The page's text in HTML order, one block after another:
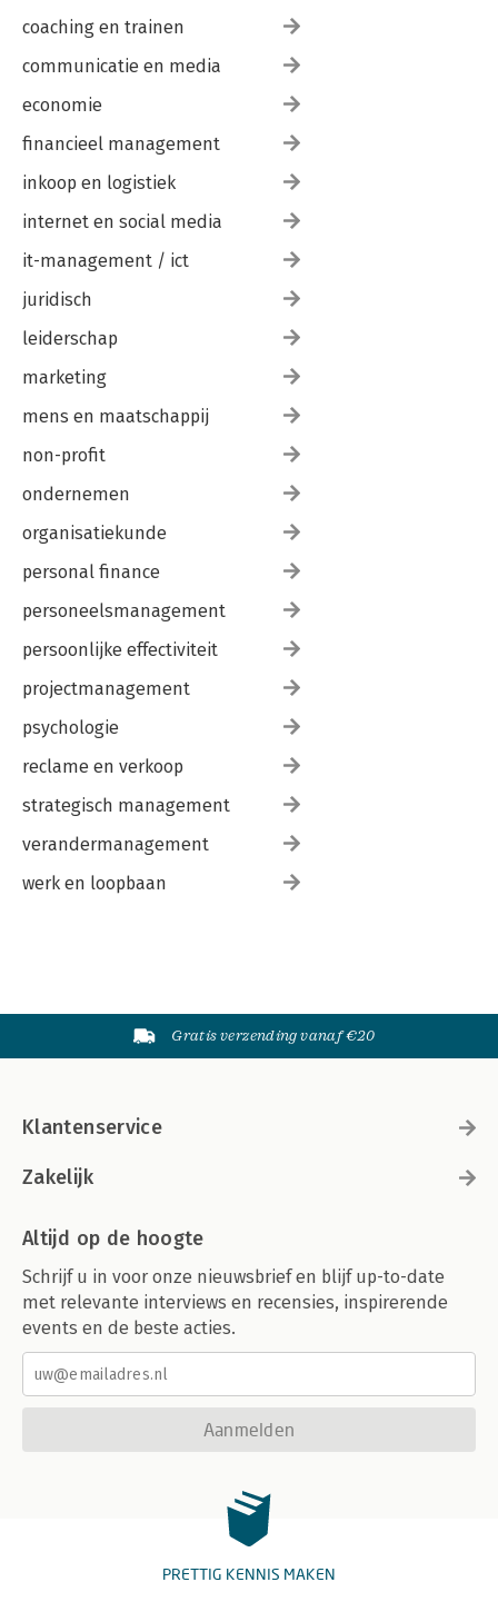
coaching en trainen
communicatie en media
economie
financieel management
inkoop en logistiek
internet en social media
it-management / ict
juridisch
leiderschap
marketing
mens en maatschappij
non-profit
ondernemen
organisatiekunde
personal finance
personeelsmanagement
persoonlijke effectiviteit
projectmanagement
psychologie
reclame en verkoop
strategisch management
verandermanagement
werk en loopbaan
Gratis verzending vanaf €20
Klantenservice
Zakelijk
Altijd op de hoogte
Schrijf u in voor onze nieuwsbrief en blijf up-to-date
met relevante interviews en recensies, inspirerende
events en de beste acties.
Aanmelden
PRETTIG KENNIS MAKEN